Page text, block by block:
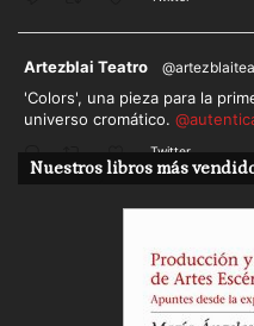
Artezblai Teatro
'Colors', una pieza para la
universo cromático.
Twitter
Nuestros libros más